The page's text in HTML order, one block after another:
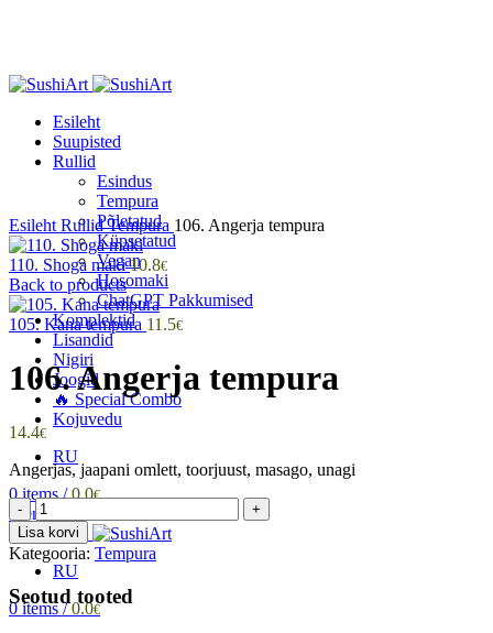
Esileht
Suupisted
Rullid
Esindus
Tempura
Põletatud
Küpsetatud
Vegan
Hosomaki
ChatGPT Pakkumised
Komplektid
Lisandid
Nigiri
Joogid
🔥 Special Combo
Kojuvedu
RU
0items / 0.0€
Menüü
RU
0items / 0.0€
Click to enlarge
Esileht RullidTempura 106. Angerja tempura
110. Shoga maki10.8€
Back to products
105. Kana tempura 11.5€
106. Angerja tempura
14.4€
Angerjas, jaapani omlett, toorjuust, masago, unagi
106.
Angerja
tempura
kogus
Lisa korvi
Kategooria: Tempura
Seotud tooted